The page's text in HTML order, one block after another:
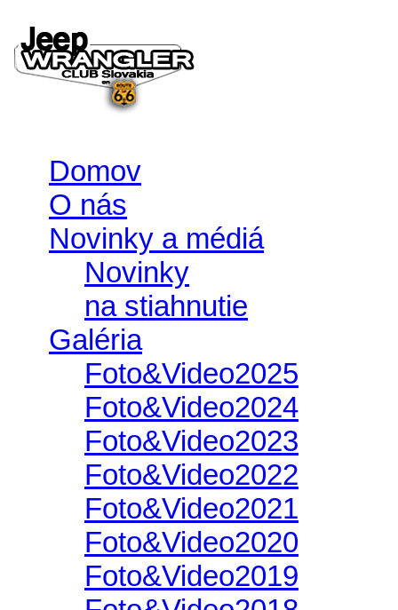
Domov
O nás
Novinky a médiá
Novinky
na stiahnutie
Galéria
Foto&Video2025
Foto&Video2024
Foto&Video2023
Foto&Video2022
Foto&Video2021
Foto&Video2020
Foto&Video2019